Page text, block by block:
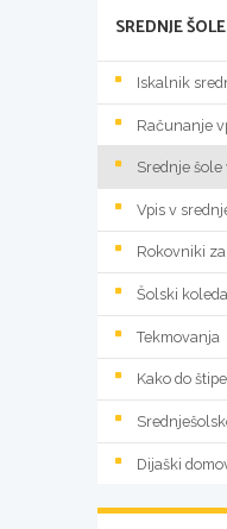
SREDNJE ŠOLE
Iskalnik
Računanje
Srednje
Vpis v
Rokovniki
Šolski
Tekmovanja
Kako do
Dijaški